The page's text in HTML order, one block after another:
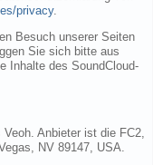
privacy.
Besuch unserer Seiten
Sie sich bitte aus
Inhalte des SoundCloud-
Anbieter ist die FC2,
NV 89147, USA.